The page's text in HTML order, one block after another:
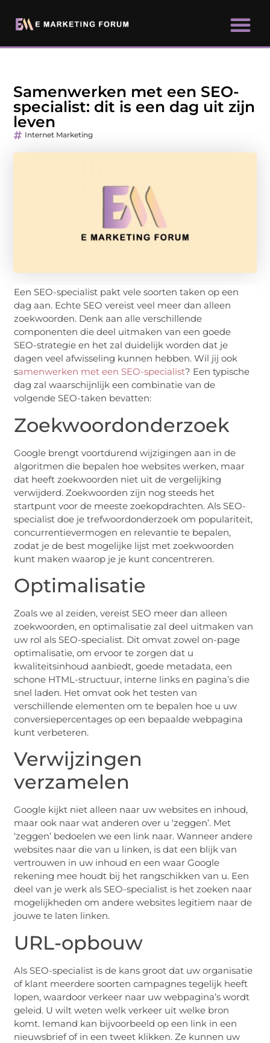
Samenwerken met een SEO-
specialist: dit is een dag uit zijn
leven
Internet Marketing
Een SEO-specialist pakt vele soorten taken op een
dag aan. Echte SEO vereist veel meer dan alleen
zoekwoorden. Denk aan alle verschillende
componenten die deel uitmaken van een goede
SEO-strategie en het zal duidelijk worden dat je
dagen veel afwisseling kunnen hebben. Wil jij ook
samenwerken met een SEO-specialist? Een typische
dag zal waarschijnlijk een combinatie van de
volgende SEO-taken bevatten:
Zoekwoordonderzoek
Google brengt voortdurend wijzigingen aan in de
algoritmen die bepalen hoe websites werken, maar
dat heeft zoekwoorden niet uit de vergelijking
verwijderd. Zoekwoorden zijn nog steeds het
startpunt voor de meeste zoekopdrachten. Als SEO-
specialist doe je trefwoordonderzoek om populariteit,
concurrentievermogen en relevantie te bepalen,
zodat je de best mogelijke lijst met zoekwoorden
kunt maken waarop je je kunt concentreren.
Optimalisatie
Zoals we al zeiden, vereist SEO meer dan alleen
zoekwoorden, en optimalisatie zal deel uitmaken van
uw rol als SEO-specialist. Dit omvat zowel on-page
optimalisatie, om ervoor te zorgen dat u
kwaliteitsinhoud aanbiedt, goede metadata, een
schone HTML-structuur, interne links en pagina’s die
snel laden. Het omvat ook het testen van
verschillende elementen om te bepalen hoe u uw
conversiepercentages op een bepaalde webpagina
kunt verbeteren.
Verwijzingen
verzamelen
Google kijkt niet alleen naar uw websites en inhoud,
maar ook naar wat anderen over u ‘zeggen’. Met
‘zeggen’ bedoelen we een link naar. Wanneer andere
websites naar die van u linken, is dat een blijk van
vertrouwen in uw inhoud en een waar Google
rekening mee houdt bij het rangschikken van u. Een
deel van je werk als SEO-specialist is het zoeken naar
mogelijkheden om andere websites legitiem naar de
jouwe te laten linken.
URL-opbouw
Als SEO-specialist is de kans groot dat uw organisatie
of klant meerdere soorten campagnes tegelijk heeft
lopen, waardoor verkeer naar uw webpagina’s wordt
geleid. U wilt weten welk verkeer uit welke bron
komt. Iemand kan bijvoorbeeld op een link in een
nieuwsbrief of in een tweet klikken. Ze kunnen uw